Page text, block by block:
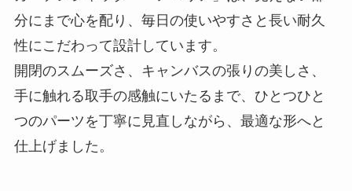
分にまで心を配り、毎日の使いやすさと長い耐久
性にこだわって設計しています。
開閉のスムーズさ、キャンバスの張りの美しさ、
手に触れる取手の感触にいたるまで、ひとつひと
つのパーツを丁寧に見直しながら、最適な形へと
仕上げました。